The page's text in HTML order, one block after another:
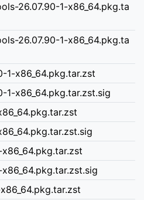
26.07.90-1-x86_64.pkg.ta
26.07.90-1-x86_64.pkg.ta
1-x86_64.pkg.tar.zst
1-x86_64.pkg.tar.zst.sig